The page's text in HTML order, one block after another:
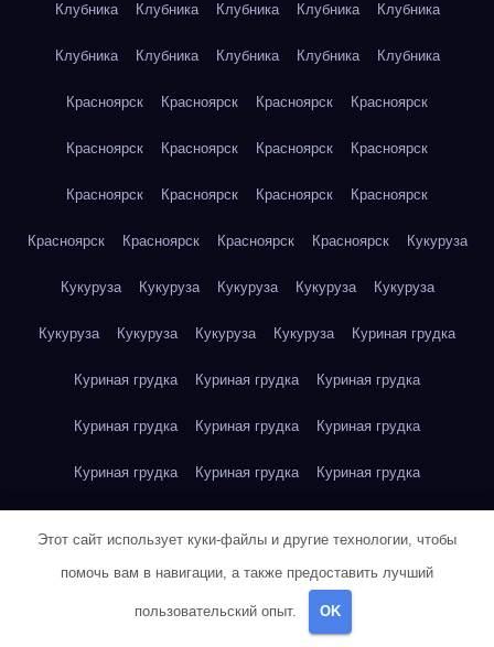
Клубника Клубника Клубника Клубника Клубника
Клубника Клубника Клубника Клубника Клубника
Красноярск Красноярск Красноярск Красноярск
Красноярск Красноярск Красноярск Красноярск
Красноярск Красноярск Красноярск Красноярск
Красноярск Красноярск Красноярск Красноярск Кукуруза
Кукуруза Кукуруза Кукуруза Кукуруза Кукуруза
Кукуруза Кукуруза Кукуруза Кукуруза Куриная грудка
Куриная грудка Куриная грудка Куриная грудка
Куриная грудка Куриная грудка Куриная грудка
Куриная грудка Куриная грудка Куриная грудка
Куриное яйцо
Куриное яйцо Куриное яйцо Куриное яйцо
Этот сайт использует куки-файлы и другие технологии, чтобы
помочь вам в навигации, а также предоставить лучший
пользовательский опыт. OK